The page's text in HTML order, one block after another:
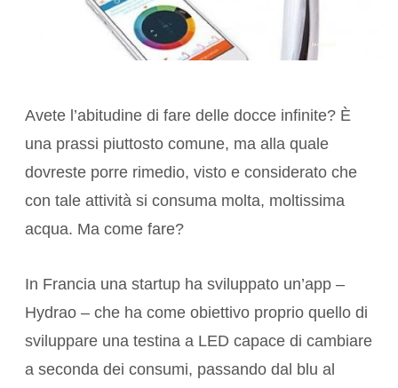
Avete l’abitudine di fare delle docce infinite? È
una prassi piuttosto comune, ma alla quale
dovreste porre rimedio, visto e considerato che
con tale attività si consuma molta, moltissima
acqua. Ma come fare?
In Francia una startup ha sviluppato un’app –
Hydrao – che ha come obiettivo proprio quello di
sviluppare una testina a LED capace di cambiare
a seconda dei consumi, passando dal blu al